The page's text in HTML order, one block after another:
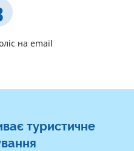
на email
туристичне